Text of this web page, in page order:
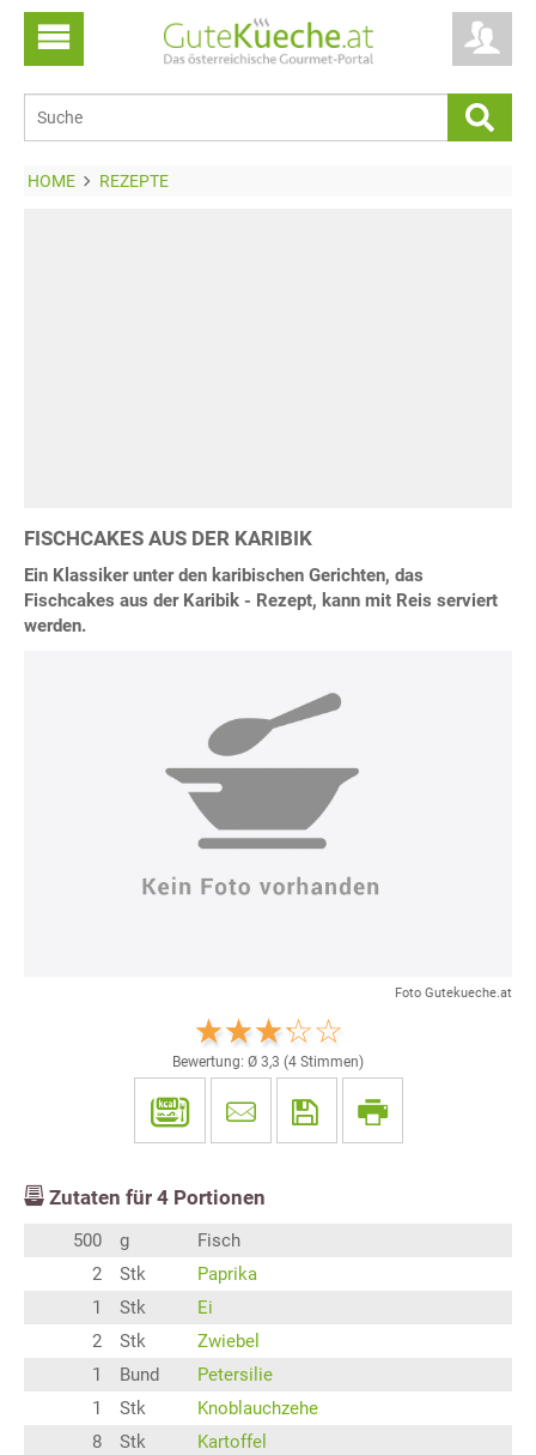
HOME REZEPTE
FISCHCAKES AUS DER KARIBIK
Ein Klassiker unter den karibischen Gerichten, das
Fischcakes aus der Karibik - Rezept, kann mit Reis serviert
werden.
Foto Gutekueche.at
Bewertung: Ø 3,3 (4 Stimmen)
Zutaten für 4 Portionen
500 g
Fisch
2
Stk
Paprika
1
Stk
Ei
2
Stk
Zwiebel
1
Bund
Petersilie
1
Stk
Knoblauchzehe
8
Stk
Kartoffel